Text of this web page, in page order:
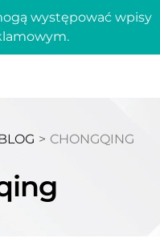
występować wpisy
> CHONGQING